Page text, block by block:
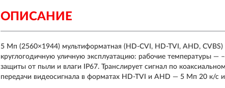
ОПИСАНИЕ
5 Мп (2560×1944) мультиформатная (HD-CVI, HD-TVI, AHD,
круглогодичную уличную эксплуатацию: рабочие температуры —
защиты от пыли и влаги IP67. Транслирует сигнал по
передачи видеосигнала в форматах HD-TVI и AHD — 5 Мп 20 к/